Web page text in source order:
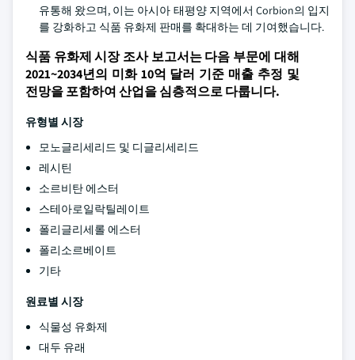
유통해 왔으며, 이는 아시아 태평양 지역에서 Corbion의 입지
를 강화하고 식품 유화제 판매를 확대하는 데 기여했습니다.
식품 유화제 시장 조사 보고서는 다음 부문에 대해
2021~2034년의 미화 10억 달러 기준 매출 추정 및
전망을 포함하여 산업을 심층적으로 다룹니다.
유형별 시장
모노글리세리드 및 디글리세리드
레시틴
소르비탄 에스터
스테아로일락틸레이트
폴리글리세롤 에스터
폴리소르베이트
기타
원료별 시장
식물성 유화제
대두 유래